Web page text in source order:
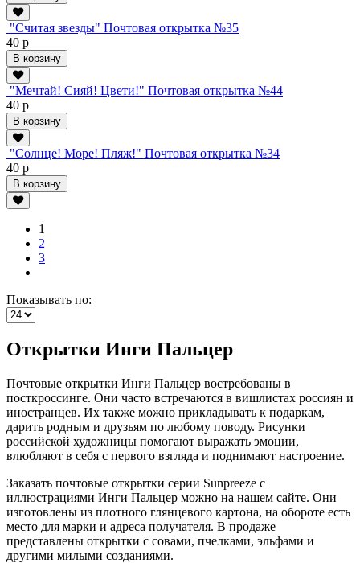
"Считая звезды" Почтовая открытка №35
40 р
В корзину
"Мечтай! Сияй! Цвети!" Почтовая открытка №44
40 р
В корзину
"Солнце! Море! Пляж!" Почтовая открытка №34
40 р
В корзину
1
2
3
Показывать по:
Открытки Инги Пальцер
Почтовые открытки Инги Пальцер востребованы в
посткроссинге. Они часто встречаются в вишлистах россиян и
иностранцев. Их также можно прикладывать к подаркам,
дарить родным и друзьям по любому поводу. Рисунки
российской художницы помогают выражать эмоции,
влюбляют в себя с первого взгляда и поднимают настроение.
Заказать почтовые открытки серии Sunpreeze с
иллюстрациями Инги Пальцер можно на нашем сайте. Они
изготовлены из плотного глянцевого картона, на обороте есть
место для марки и адреса получателя. В продаже
представлены открытки с совами, пчелками, эльфами и
другими милыми созданиями.